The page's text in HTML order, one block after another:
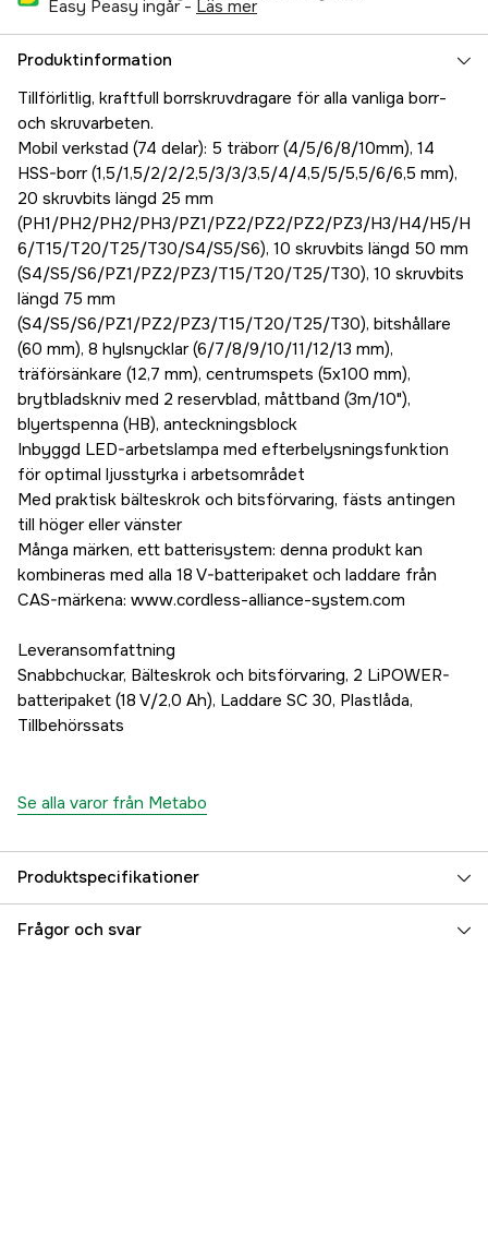
Easy Peasy ingår - läs mer
Produktinformation
Tillförlitlig, kraftfull borrskruvdragare för alla vanliga borr-
och skruvarbeten.
Mobil verkstad (74 delar): 5 träborr (4/5/6/8/10mm), 14
HSS-borr (1,5/1,5/2/2/2,5/3/3/3,5/4/4,5/5/5,5/6/6,5 mm),
20 skruvbits längd 25 mm
(PH1/PH2/PH2/PH3/PZ1/PZ2/PZ2/PZ2/PZ3/H3/H4/H5/H
6/T15/T20/T25/T30/S4/S5/S6), 10 skruvbits längd 50 mm
(S4/S5/S6/PZ1/PZ2/PZ3/T15/T20/T25/T30), 10 skruvbits
längd 75 mm
(S4/S5/S6/PZ1/PZ2/PZ3/T15/T20/T25/T30), bitshållare
(60 mm), 8 hylsnycklar (6/7/8/9/10/11/12/13 mm),
träförsänkare (12,7 mm), centrumspets (5x100 mm),
brytbladskniv med 2 reservblad, måttband (3m/10"),
blyertspenna (HB), anteckningsblock
Inbyggd LED-arbetslampa med efterbelysningsfunktion
för optimal ljusstyrka i arbetsområdet
Med praktisk bälteskrok och bitsförvaring, fästs antingen
till höger eller vänster
Många märken, ett batterisystem: denna produkt kan
kombineras med alla 18 V-batteripaket och laddare från
CAS-märkena: www.cordless-alliance-system.com
Leveransomfattning
Snabbchuckar, Bälteskrok och bitsförvaring, 2 LiPOWER-
batteripaket (18 V/2,0 Ah), Laddare SC 30, Plastlåda,
Tillbehörssats
Se alla varor från Metabo
Produktspecifikationer
Drifttyp Batteridriven
Frågor och svar